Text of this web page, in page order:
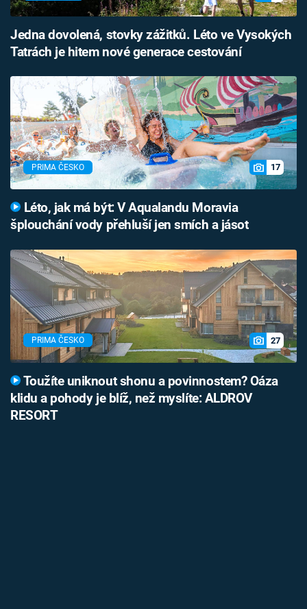
Jedna dovolená, stovky zážitků. Léto ve Vysokých
Tatrách je hitem nové generace cestování
PRIMA ČESKO 17
Léto, jak má být: V Aqualandu Moravia
šplouchání vody přehluší jen smích a jásot
PRIMA ČESKO 27
Toužíte uniknout shonu a povinnostem? Oáza
klidu a pohody je blíž, než myslíte: ALDROV
RESORT